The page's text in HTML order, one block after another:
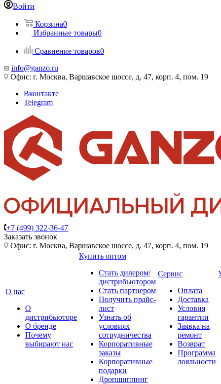
Войти
Корзина0
Избранные товары0
Сравнение товаров0
info@ganzo.ru
Офис: г. Москва, Варшавское шоссе, д. 47, корп. 4, пом. 19
Вконтакте
Telegram
+7 (499) 322-36-47
Заказать звонок
Офис: г. Москва, Варшавское шоссе, д. 47, корп. 4, пом. 19
О нас
О
дистрибьюторе
О бренде
Почему
выбирают нас
Купить оптом
Стать дилером/
дистрибьютором
Стать партнером
Получить прайс-
лист
Узнать об
условиях
сотрудничества
Корпоративные
заказы
Корпоративные
подарки
Дропшиппинг
Сервис
Оплата
Доставка
Условия
гарантии
Заявка на
ремонт
Возврат
Программа
лояльности